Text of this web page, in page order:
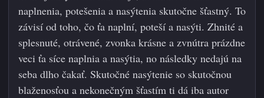
naplnenia, potešenia a nasýtenia skutočne šťastný. To
závisí od toho, čo ťa naplní, poteší a nasýti. Zhnité a
splesnuté, otrávené, zvonka krásne a zvnútra prázdne
veci ťa síce naplnia a nasýtia, no následky nedajú na
seba dlho čakať. Skutočné nasýtenie so skutočnou
blaženosťou a nekonečným šťastím ti dá iba autor